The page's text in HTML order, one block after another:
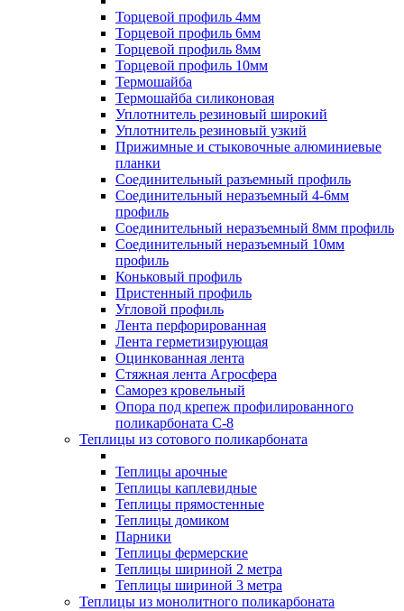
Торцевой профиль 4мм
Торцевой профиль 6мм
Торцевой профиль 8мм
Торцевой профиль 10мм
Термошайба
Термошайба силиконовая
Уплотнитель резиновый широкий
Уплотнитель резиновый узкий
Прижимные и стыковочные алюминиевые
планки
Соединительный разъемный профиль
Соединительный неразъемный 4-6мм
профиль
Соединительный неразъемный 8мм профиль
Соединительный неразъемный 10мм
профиль
Коньковый профиль
Пристенный профиль
Угловой профиль
Лента перфорированная
Лента герметизирующая
Оцинкованная лента
Стяжная лента Агросфера
Саморез кровельный
Опора под крепеж профилированного
поликарбоната С-8
Теплицы из сотового поликарбоната
Теплицы арочные
Теплицы каплевидные
Теплицы прямостенные
Теплицы домиком
Парники
Теплицы фермерские
Теплицы шириной 2 метра
Теплицы шириной 3 метра
Теплицы из монолитного поликарбоната